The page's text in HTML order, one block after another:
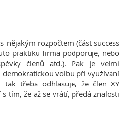
nějakým rozpočtem (část success
praktiku firma podporuje, nebo
členů atd.). Pak je velmi
demokratickou volbu při využívání
tak třeba odhlasuje, že člen XY
tím, že až se vrátí, předá znalosti